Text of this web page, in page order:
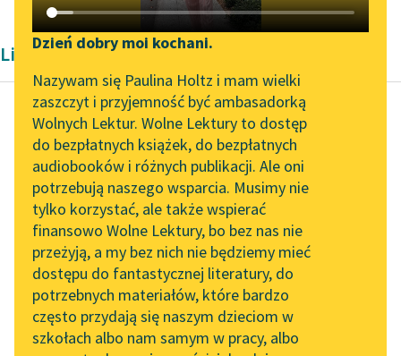
Katalog DAISY
Podkasty o książkach
Zgłoś brak utworu
Aktualności
Zapraszamy na spotkanie
online z tłumaczkami
literatury skandynawskiej
Spotkanie z Katarzyną
Tunkiel w Oslo
Wolne Lektury na 32.
Pol’and’Rock Festivalu
„Kochanek Lady
Chatterley” do słuchania
na Wolnych Lekturach
Narzędzia
Mapa Wolnych Lektur
Leśmianator
Przewodnik dla piszących i
czytających
API
OAI-PMH
Widget Wolnych Lektur
Dzień dobry moi kochani.
Nazywam się Paulina Holtz i mam wielki
zaszczyt i przyjemność być ambasadorką
Wolnych Lektur. Wolne Lektury to dostęp
do bezpłatnych książek, do bezpłatnych
audiobooków i różnych publikacji. Ale oni
potrzebują naszego wsparcia. Musimy nie
tylko korzystać, ale także wspierać
finansowo Wolne Lektury, bo bez nas nie
przeżyją, a my bez nich nie będziemy mieć
dostępu do fantastycznej literatury, do
potrzebnych materiałów, które bardzo
często przydają się naszym dzieciom w
szkołach albo nam samym w pracy, albo
Liryka Barok Elżbiety Drużbackiej
Elżbieta Drużbacka
Na kompanią
Franc-Massonów
dla Kawalerów, i na
kompanią de Mops
dla Dam
Nie wiem zkąd
Jejmość jakaś zaszła